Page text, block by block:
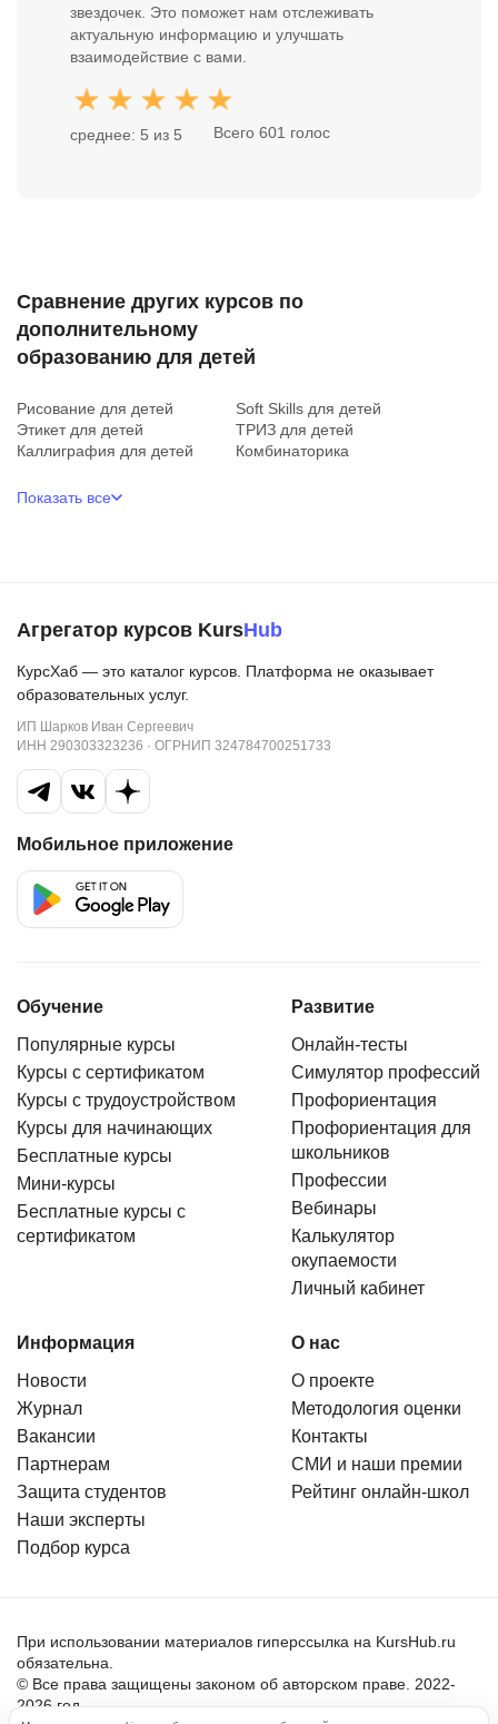
звездочек. Это поможет нам отслеживать
актуальную информацию и улучшать
взаимодействие с вами.
среднее: 5 из 5 Всего 601 голос
Сравнение других курсов по
дополнительному
образованию для детей
Рисование для детей
Soft Skills для детей
Этикет для детей
ТРИЗ для детей
Каллиграфия для детей
Комбинаторика
Показать все
Агрегатор курсов KursHub
КурсХаб — это каталог курсов. Платформа не оказывает
образовательных услуг.
ИП Шарков Иван Сергеевич
ИНН 290303323236 · ОГРНИП 324784700251733
Мобильное приложение
Обучение
Популярные курсы
Курсы с сертификатом
Курсы с трудоустройством
Курсы для начинающих
Бесплатные курсы
Мини-курсы
Бесплатные курсы с
сертификатом
Развитие
Онлайн-тесты
Симулятор профессий
Профориентация
Профориентация для
школьников
Профессии
Вебинары
Калькулятор
окупаемости
Личный кабинет
Информация
Новости
Журнал
Вакансии
Партнерам
Защита студентов
Наши эксперты
Подбор курса
О нас
О проекте
Методология оценки
Контакты
СМИ и наши премии
Рейтинг онлайн-школ
При использовании материалов гиперссылка на KursHub.ru
обязательна.
© Все права защищены законом об авторском праве. 2022-
2026 год.